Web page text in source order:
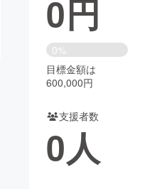
書籍・雑誌
チャレンジ
CAMPFIRE Creation
ya コミュニティ
0円
0%
目標金額は
600,000円
支援者数
0人